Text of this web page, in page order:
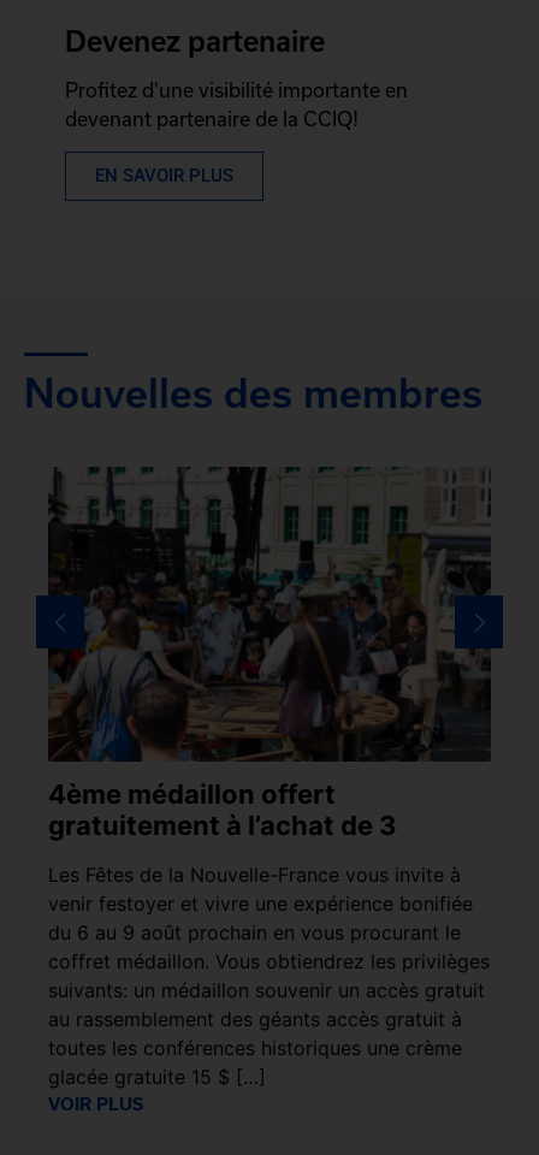
Devenez partenaire
Profitez d'une visibilité importante en
devenant partenaire de la CCIQ!
EN SAVOIR PLUS
Nouvelles des membres
4ème médaillon offert
gratuitement à l’achat de 3
Les Fêtes de la Nouvelle-France vous invite à
venir festoyer et vivre une expérience bonifiée
du 6 au 9 août prochain en vous procurant le
coffret médaillon. Vous obtiendrez les privilèges
suivants: un médaillon souvenir un accès gratuit
au rassemblement des géants accès gratuit à
toutes les conférences historiques une crème
glacée gratuite 15 $ […]
VOIR PLUS